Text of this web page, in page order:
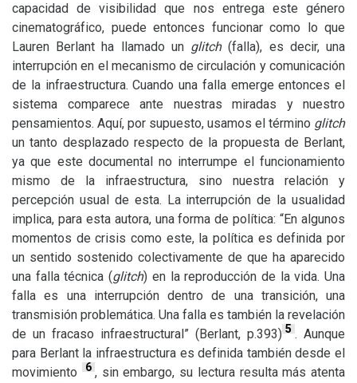
capacidad de visibilidad que nos entrega este género
cinematográfico, puede entonces funcionar como lo que
Lauren Berlant ha llamado un glitch(falla), es decir, una
interrupción en el mecanismo de circulación y comunicación
de la infraestructura. Cuando una falla emerge entonces el
sistema comparece ante nuestras miradas y nuestro
pensamientos. Aquí, por supuesto, usamos el término glitch
un tanto desplazado respecto de la propuesta de Berlant,
ya que este documental no interrumpe el funcionamiento
mismo de la infraestructura, sino nuestra relación y
percepción usual de esta. La interrupción de la usualidad
implica, para esta autora, una forma de política: “En algunos
momentos de crisis como este, la política es definida por
un sentido sostenido colectivamente de que ha aparecido
una falla técnica (glitch) en la reproducción de la vida. Una
falla es una interrupción dentro de una transición, una
transmisión problemática. Una falla es también la revelación
de un fracaso infraestructural” (Berlant, p.393) 5 . Aunque
para Berlant la infraestructura es definida también desde el
movimiento
6 , sin embargo, su lectura resulta más atenta